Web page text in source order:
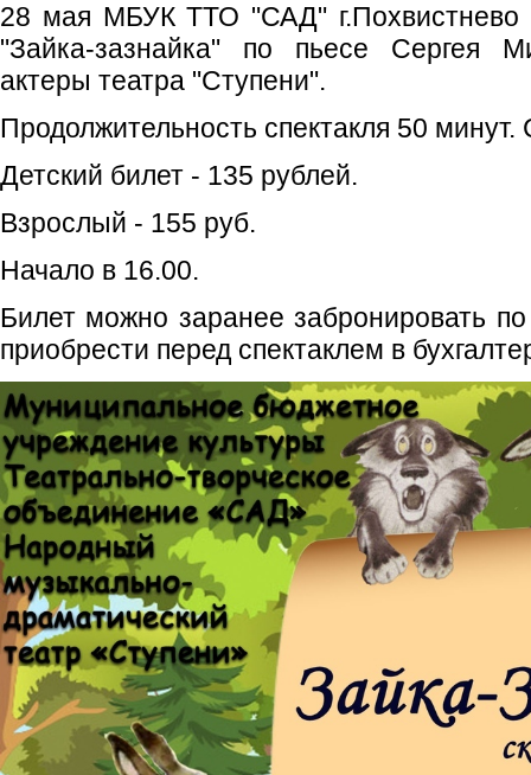
28 мая МБУК ТТО "САД" г.Похвистнево
"Зайка-зазнайка" по пьесе Сергея
актеры театра "Ступени".
Продолжительность спектакля 50 минут.
Детский билет - 135 рублей.
Взрослый - 155 руб.
Начало в 16.00.
Билет можно заранее забронировать
приобрести перед спектаклем в